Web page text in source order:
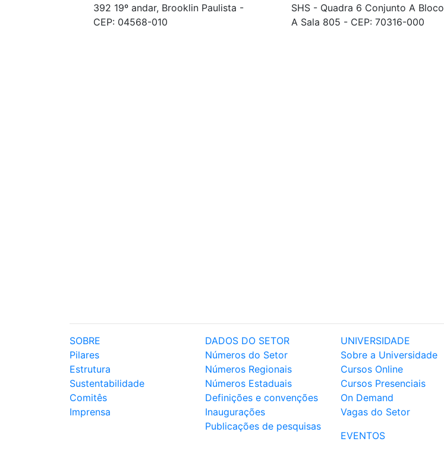
392 19º andar, Brooklin Paulista -
CEP: 04568-010
SHS - Quadra 6 Conjunto A Bloco
A Sala 805 - CEP: 70316-000
SOBRE
Pilares
Estrutura
Sustentabilidade
Comitês
Imprensa
DADOS DO SETOR
Números do Setor
Números Regionais
Números Estaduais
Definições e convenções
Inaugurações
Publicações de pesquisas
UNIVERSIDADE
Sobre a Universidade
Cursos Online
Cursos Presenciais
On Demand
Vagas do Setor
EVENTOS